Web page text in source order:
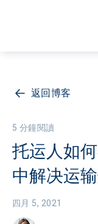
返回博客
5 分鐘閱讀
托运人如
中解决运
四月 5, 2021